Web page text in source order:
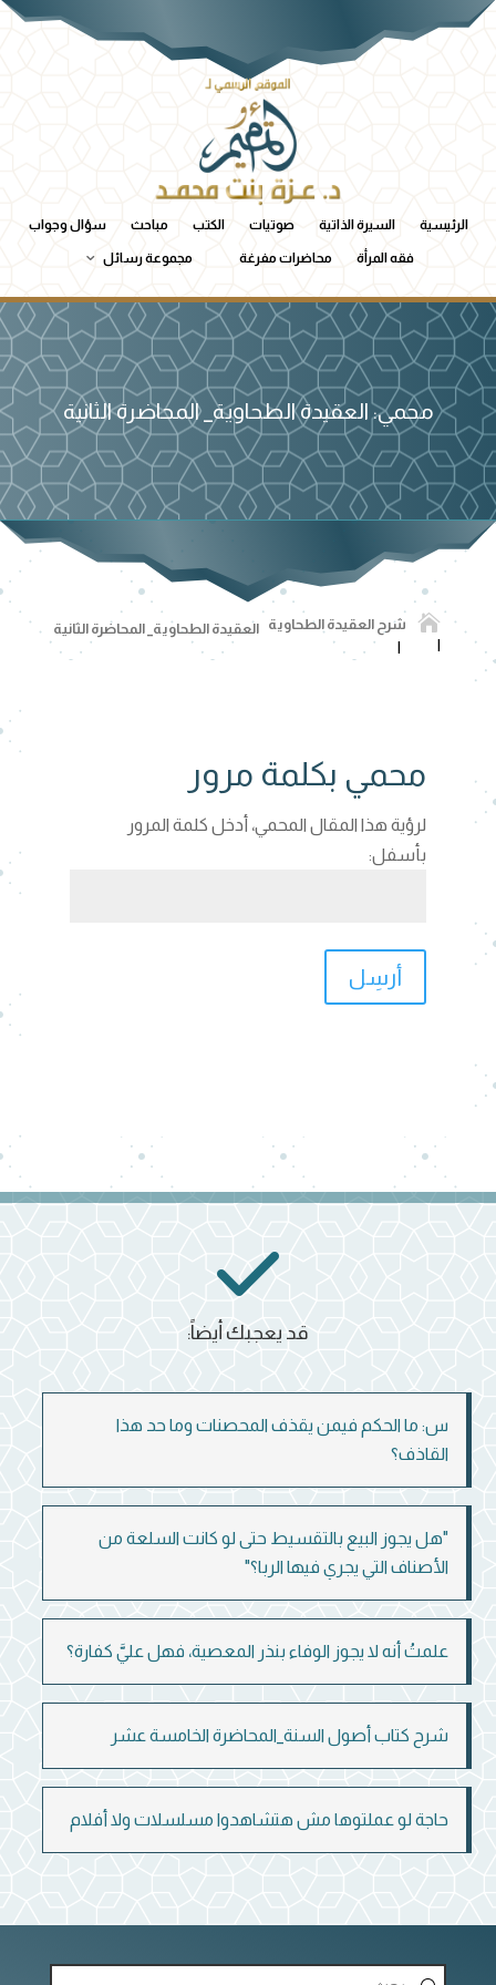
الرئيسية السيرة الذاتية صوتيات الكتب مباحث سؤال وجواب
فقه المرأة محاضرات مفرغة مجموعة رسائل
محمي: العقيدة الطحاوية_ المحاضرة الثانية
 شرح العقيدة الطحاوية العقيدة الطحاوية_ المحاضرة الثانية
محمي بكلمة مرور
لرؤية هذا المقال المحمي، أدخل كلمة المرور
بأسفل:
أرسِل
س: ما الحكم فيمن يقذف المحصنات وما حد هذا
القاذف؟
"هل يجوز البيع بالتقسيط حتى لو كانت السلعة من
الأصناف التي يجري فيها الربا؟"
علمتُ أنه لا يجوز الوفاء بنذر المعصية، فهل عليَّ كفارة؟
شرح كتاب أصول السنة_المحاضرة الخامسة عشر
حاجة لو عملتوها مش هتشاهدوا مسلسلات ولا أفلام
قد يعجبك أيضاً: